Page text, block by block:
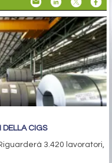
DELLA CIGS
3.420 lavoratori,